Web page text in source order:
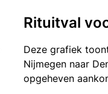
Rituitval
Deze grafiek
Nijmegen naar
opgeheven